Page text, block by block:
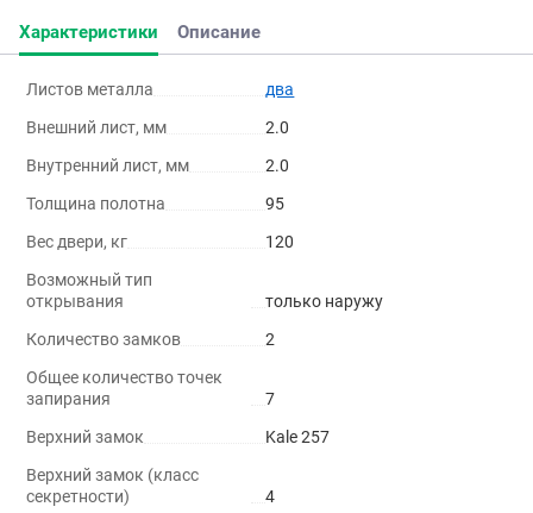
Характеристики Описание
Листов металла
два
Внешний лист, мм
2.0
Внутренний лист, мм
2.0
Толщина полотна
95
Вес двери, кг
120
Возможный тип
открывания
только наружу
Количество замков
2
Общее количество точек
запирания
7
Верхний замок
Kale 257
Верхний замок (класс
секретности)
4